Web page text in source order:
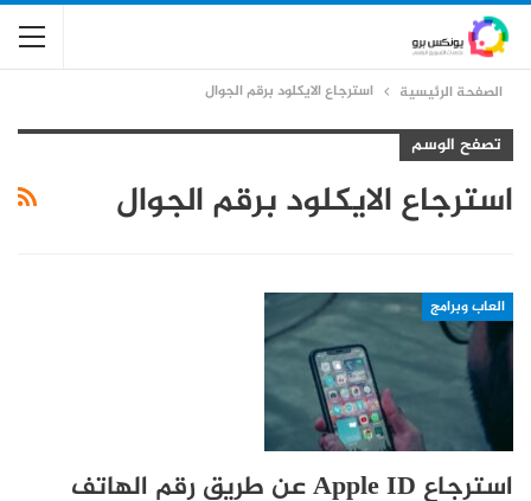
الصفحة الرئيسية استرجاع الايكلود برقم الجوال
تصفح الوسم
استرجاع الايكلود برقم الجوال
العاب وبرامج
استرجاع Apple ID عن طريق رقم الهاتف